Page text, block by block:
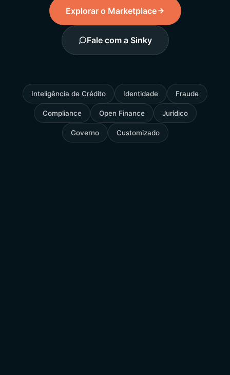
Explorar o Marketplace
Fale com a Sinky
Inteligência de Crédito Identidade Fraude
Compliance Open Finance Jurídico
Governo Customizado